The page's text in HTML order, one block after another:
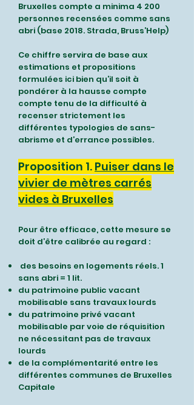
Bruxelles compte a minima 4 200
personnes recensées comme sans
abri (base 2018. Strada, Bruss’Help)
Ce chiffre servira de base aux
estimations et propositions
formulées ici bien qu’il soit à
pondérer à la hausse compte
compte tenu de la difficulté à
recenser strictement les
différentes typologies de sans-
abrisme et d’errance possibles.
Proposition 1. Puiser dans le
vivier de mètres carrés
vides à Bruxelles
Pour être efficace, cette mesure se
doit d’être calibrée au regard :
des besoins en logements réels. 1
sans abri = 1 lit.
du patrimoine public vacant
mobilisable sans travaux lourds
du patrimoine privé vacant
mobilisable par voie de réquisition
ne nécessitant pas de travaux
lourds
de la complémentarité entre les
différentes communes de Bruxelles
Capitale